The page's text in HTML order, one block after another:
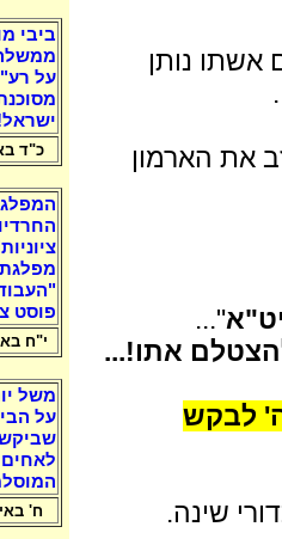
נותן
את הארמון
"...
אתו!...
לבקש
שינה.
ביבי
על
כ"ד
מפלגת
פוסט
י"ח באייר/
משל
על
לאחים
ח' באייר/